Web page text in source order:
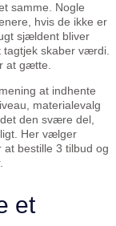
samme. Nogle
hvis de ikke er
sjældent bliver
skaber værdi.
at gætte.
at indhente
materialevalg
den svære del,
Her vælger
bestille 3 tilbud og
et